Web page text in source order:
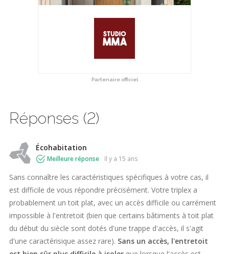
Partenaire officiel
Réponses (2)
Écohabitation
Meilleure réponse il y a 15 ans
Sans connaître les caractéristiques spécifiques à votre cas, il
est difficile de vous répondre précisément. Votre triplex a
probablement un toit plat, avec un accès difficile ou carrément
impossible à l'entretoit (bien que certains bâtiments à toit plat
du début du siècle sont dotés d'une trappe d'accès, il s'agit
d'une caractérisique assez rare). Sans un accès, l'entretoit